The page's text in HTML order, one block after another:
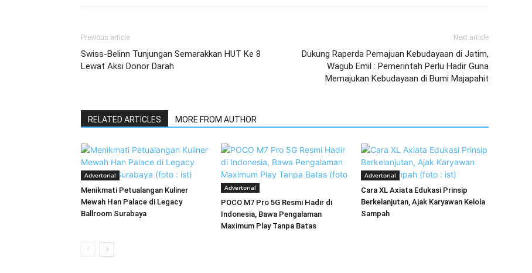
Previous article
Swiss-Belinn Tunjungan Semarakkan HUT Ke 8
Lewat Aksi Donor Darah
Next article
Dukung Raperda Pemajuan Kebudayaan di Jatim,
Wagub Emil : Pemerintah Perlu Hadir Guna
Memajukan Kebudayaan di Bumi Majapahit
RELATED ARTICLES MORE FROM AUTHOR
Advertorial
Menikmati Petualangan Kuliner
Mewah Han Palace di Legacy
Ballroom Surabaya
Advertorial
POCO M7 Pro 5G Resmi Hadir di
Indonesia, Bawa Pengalaman
Maximum Play Tanpa Batas
Advertorial
Cara XL Axiata Edukasi Prinsip
Berkelanjutan, Ajak Karyawan Kelola
Sampah